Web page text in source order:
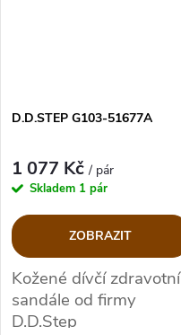
D.D.STEP G103-51677A
1 077 Kč/ pár
Skladem 1 pár
ZOBRAZIT
Kožené dívčí zdravotní
sandále od firmy
D.D.Step